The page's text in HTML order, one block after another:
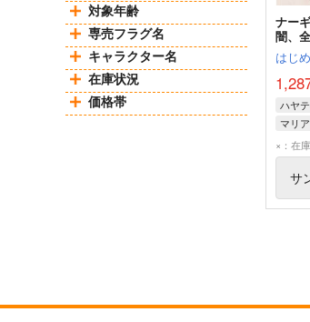
対象年齢
専売フラグ名
キャラクター名
在庫状況
価格帯
ナー
闇、
はじ
ハヤ
マリア
×：在
サ